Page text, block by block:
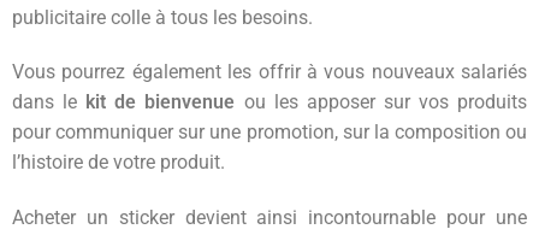
publicitaire colle à tous les besoins.
Vous pourrez également les offrir à vous nouveaux salariés
dans le kit de bienvenue ou les apposer sur vos produits
pour communiquer sur une promotion, sur la composition ou
l’histoire de votre produit.
Acheter un sticker devient ainsi incontournable pour une